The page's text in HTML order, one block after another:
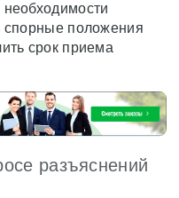
спорные положения
срок приема
разъяснений